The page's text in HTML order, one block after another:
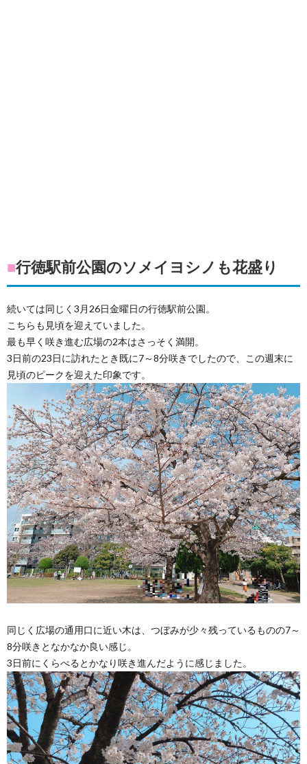
■行徳駅前公園のソメイヨシノも花盛り
続いては同じく3月26日金曜日の行徳駅前公園。
こちらも見頃を迎えていました。
最も早く咲き進む広場の2本はさっそく満開。
3日前の23日に訪れたとき既に7～8分咲きでしたので、この週末に
見頃のピークを迎えた印象です。
同じく広場の通用口に近い木は、つぼみが少々残っているものの7～
8分咲きとなかなか良い感じ。
3日前にくらべるとかなり咲き進んだように感じました。